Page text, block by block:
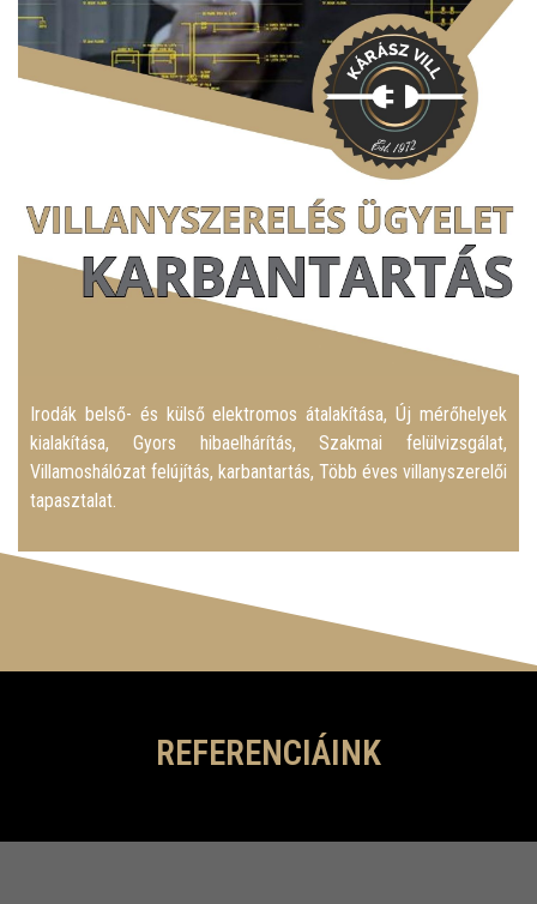
Irodák belső- és külső elektromos átalakítása, Új mérőhelyek
kialakítása, Gyors hibaelhárítás, Szakmai felülvizsgálat,
Villamoshálózat felújítás, karbantartás, Több éves villanyszerelői
tapasztalat.
REFERENCIÁINK